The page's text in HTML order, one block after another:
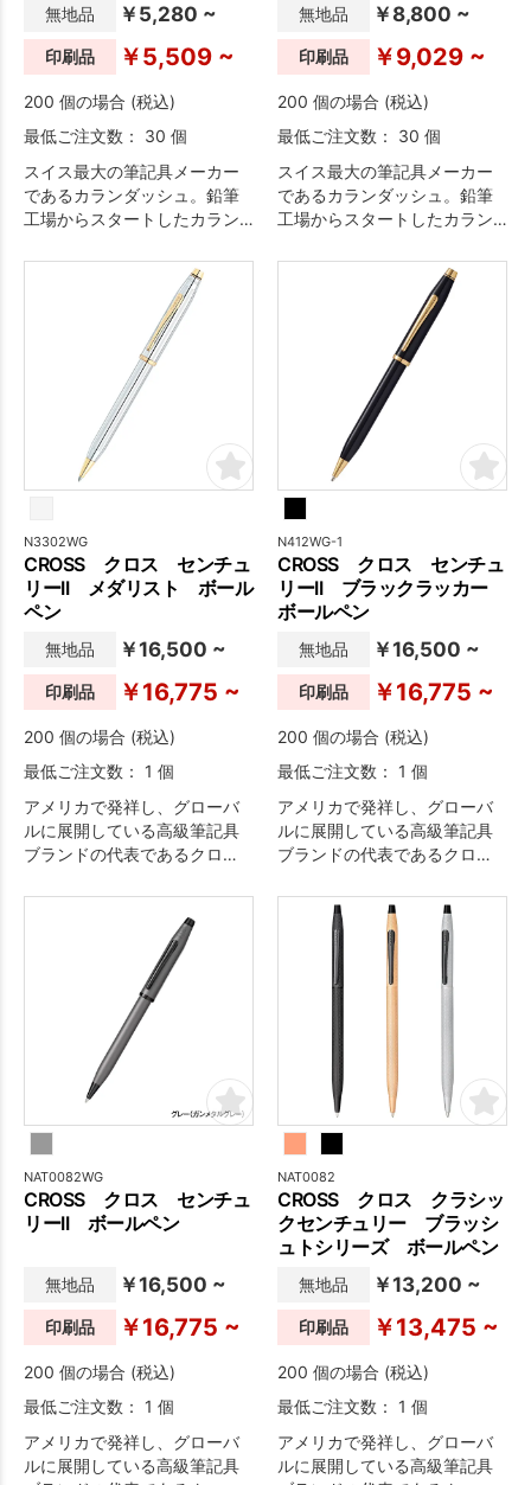
無地品 ￥5,280 ~
印刷品 ￥5,509 ~
200 個の場合 (税込)
最低ご注文数： 30 個
スイス最大の筆記具メーカー
であるカランダッシュ。鉛筆
工場からスタートしたカラン
継いだ六角形のボディ、遊び
心あるデザインと高品質を兼
ね備えたコレクションとなっ
無地品 ￥8,800 ~
印刷品 ￥9,029 ~
200 個の場合 (税込)
最低ご注文数： 30 個
スイス最大の筆記具メーカー
であるカランダッシュ。鉛筆
工場からスタートしたカラン
継いだ六角形のボディ、遊び
心あるデザインと高品質を兼
ね備えたコレクションとなっ
N3302WG
CROSS クロス センチュ
リーII メダリスト ボール
ペン
無地品 ￥16,500 ~
印刷品 ￥16,775 ~
200 個の場合 (税込)
最低ご注文数： 1 個
アメリカで発祥し、グローバ
ルに展開している高級筆記具
ブランドの代表であるクロ
ー」のデザインを受け継ぎな
がらも、ひと回り太いボディ
となっており、よりラグジュ
アリーな仕様の後継モデルの
「センチュリーⅡ」は、サイズ
と重量バランスの良い中軸ボ
ディで世代や性別を問わずご
使用いただけます。
N412WG-1
CROSS クロス センチュ
リーII ブラックラッカー
ボールペン
無地品 ￥16,500 ~
印刷品 ￥16,775 ~
200 個の場合 (税込)
最低ご注文数： 1 個
アメリカで発祥し、グローバ
ルに展開している高級筆記具
ブランドの代表であるクロ
ー」のデザインを受け継ぎな
がらも、ひと回り太いボディ
となっており、よりラグジュ
アリーな仕様の後継モデルの
「センチュリーⅡ」は、サイズ
ディで世代や性別を問わずご
使用いただけます。
NAT0082WG
CROSS クロス センチュ
リーII ボールペン
無地品 ￥16,500 ~
印刷品 ￥16,775 ~
200 個の場合 (税込)
最低ご注文数： 1 個
アメリカで発祥し、グローバ
ルに展開している高級筆記具
NAT0082
CROSS クロス クラシッ
クセンチュリー ブラッシ
ュトシリーズ ボールペン
無地品 ￥13,200 ~
印刷品 ￥13,475 ~
200 個の場合 (税込)
最低ご注文数： 1 個
アメリカで発祥し、グローバ
ルに展開している高級筆記具